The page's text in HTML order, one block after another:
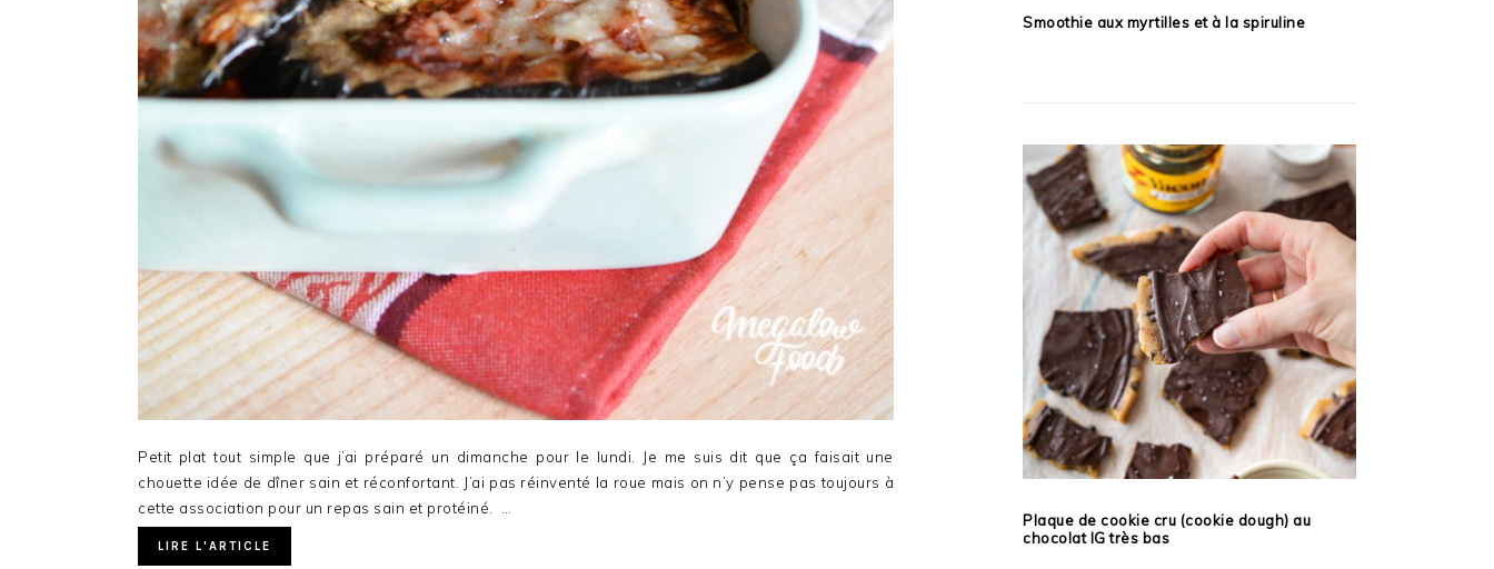
Petit plat tout simple que j’ai préparé un dimanche pour le lundi. Je me suis dit que ça faisait une
chouette idée de dîner sain et réconfortant. J’ai pas réinventé la roue mais on n’y pense pas toujours à
cette association pour un repas sain et protéiné. …
LIRE L'ARTICLE
Smoothie aux myrtilles et à la spiruline
Plaque de cookie cru (cookie dough) au
chocolat IG très bas